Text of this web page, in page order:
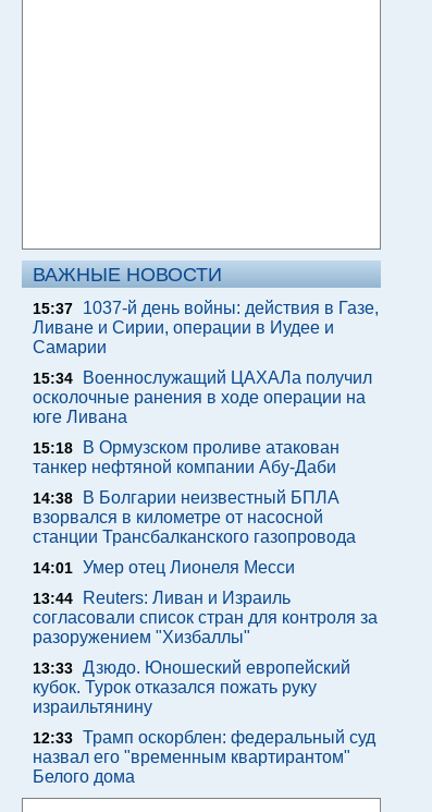
ВАЖНЫЕ НОВОСТИ
15:37
1037-й день войны: действия в Газе,
Ливане и Сирии, операции в Иудее и
Самарии
15:34
Военнослужащий ЦАХАЛа получил
осколочные ранения в ходе операции на
юге Ливана
15:18
В Ормузском проливе атакован
танкер нефтяной компании Абу-Даби
14:38
В Болгарии неизвестный БПЛА
взорвался в километре от насосной
станции Трансбалканского газопровода
14:01 Умер отец Лионеля Месси
13:44
Reuters: Ливан и Израиль
согласовали список стран для контроля за
разоружением "Хизбаллы"
13:33 Дзюдо. Юношеский европейский
кубок. Турок отказался пожать руку
израильтянину
12:33 Трамп оскорблен: федеральный суд
назвал его "временным квартирантом"
Белого дома